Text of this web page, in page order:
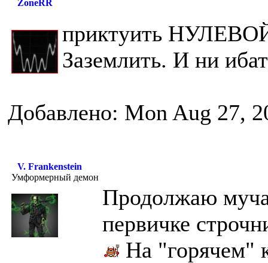
ZoneRR
приктуить
Заземлить. И ни
Добавлено: Mon Aug 27,
V. Frankenstein
Умформерный демон
Продолжаю
первичке
На